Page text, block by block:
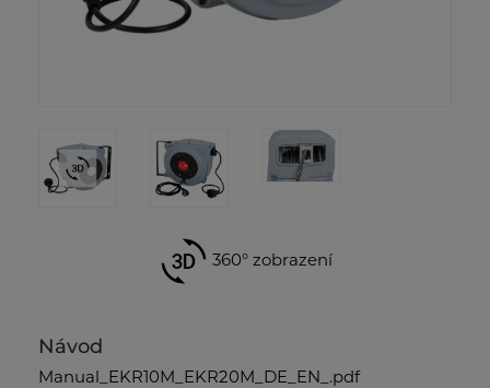
360° zobrazení
Návod
Manual_EKR10M_EKR20M_DE_EN_.pdf